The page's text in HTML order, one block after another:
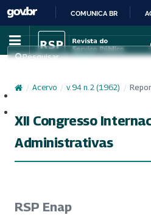
IR
COMUNICA BR
Pesquisar
/ Acervo / v. 94 n. 2 (1962) /
XII Congresso
Administrativas
RSP Enap